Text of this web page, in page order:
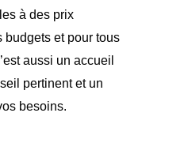
à des prix
budgets et pour tous
aussi un accueil
pertinent et un
besoins.